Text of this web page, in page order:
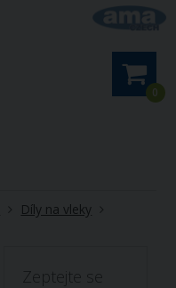
0
Díly na vleky
Zeptejte se